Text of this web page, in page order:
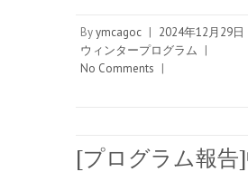
Byymcagoc | 2024年12月29日
ウィンタープログラム |
No Comments |
[プログラム報告